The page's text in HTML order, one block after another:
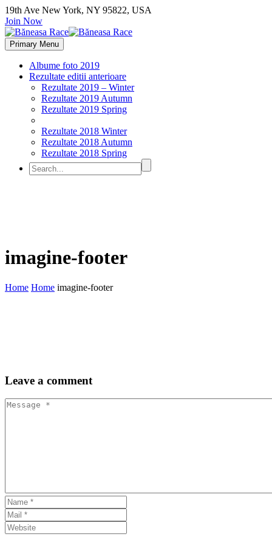
19th Ave New York, NY 95822, USA
Join Now
Primary Menu
Albume foto 2019
Rezultate editii anterioare
Rezultate 2019 – Winter
Rezultate 2019 Autumn
Rezultate 2019 Spring
Rezultate 2018 Winter
Rezultate 2018 Autumn
Rezultate 2018 Spring
imagine-footer
Home Home imagine-footer
Leave a comment